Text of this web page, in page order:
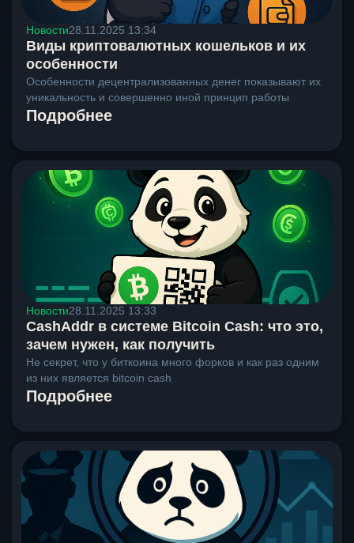
Новости28.11.2025 13:34
Виды криптовалютных кошельков и их
особенности
Особенности децентрализованных денег показывают их
уникальность и совершенно иной принцип работы
Подробнее
Новости28.11.2025 13:33
CashAddr в системе Bitcoin Cash: что это,
зачем нужен, как получить
Не секрет, что у биткоина много форков и как раз одним
из них является bitcoin cash
Подробнее